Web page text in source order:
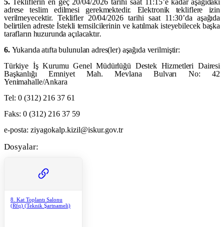
5.Tekliflerin en geç 20/04/2026tarihi saat 11:15’ekadar aşağıdaki
adrese teslim edilmesi gerekmektedir. Elektronik tekliflere izin
verilmeyecektir. Teklifler 20/04/2026 tarihi saat 11:30’da aşağıda
belirtilen adreste İstekli temsilcilerinin ve katılmak isteyebilecek başka
tarafların huzurunda açılacaktır.
6. Yukarıda atıfta bulunulan adres(ler) aşağıda verilmiştir:
Türkiye İş Kurumu Genel Müdürlüğü Destek Hizmetleri Dairesi
Başkanlığı Emniyet Mah. Mevlana Bulvarı No: 42
Yenimahalle/Ankara
Tel: 0 (312) 216 37 61
Faks: 0 (312) 216 37 59
e-posta: ziyagokalp.kizil@iskur.gov.tr
Dosyalar:
8. Kat Toplantı Salonu
(Rfq) (Teknik Şartnameli)